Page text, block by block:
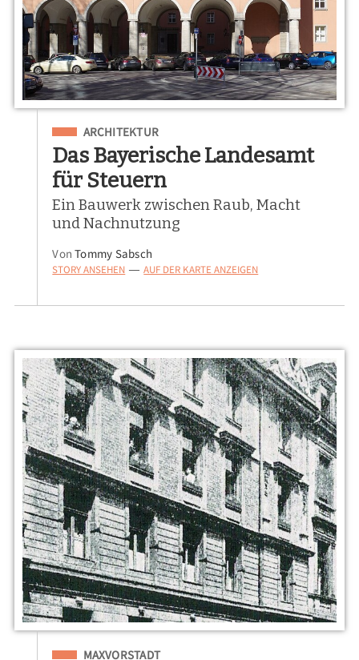
Eingeordnet unter
ARCHITEKTUR
Das Bayerische Landesamt
für Steuern
Ein Bauwerk zwischen Raub, Macht
und Nachnutzung
VonTommy Sabsch
STORY ANSEHEN — AUF DER KARTE ANZEIGEN
Eingeordnet unter
MAXVORSTADT